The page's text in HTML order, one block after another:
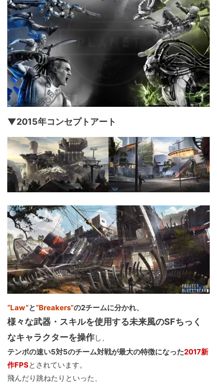
▼2015年コンセプトアート
“Law”と“Breakers”の2チームに分かれ、
様々な武器・スキルを使用する未来風のSFちっく
なキャラクターを操作し、
テンポの速い5対5のチーム対戦が最大の特徴になった2017新
作FPSとされています。
飛んだり跳ねたりといった、